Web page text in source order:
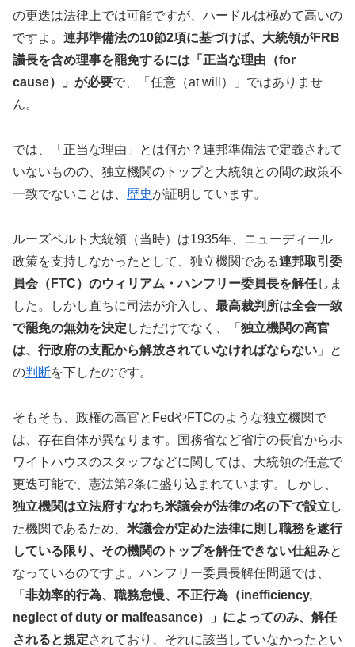
の更迭は法律上では可能ですが、ハードルは極めて高いの
ですよ。 連邦準備法の10節2項に基づけば、大統領がFRB
議長を含め理事を罷免するには「正当な理由（for
cause）」が必要で、「任意（at will）」ではありませ
ん。
では、「正当な理由」とは何か？連邦準備法で定義されて
いないものの、独立機関のトップと大統領との間の政策不
一致でないことは、 歴史が証明しています。
ルーズベルト大統領（当時）は1935年、ニューディール
政策を支持しなかったとして、独立機関である連邦取引委
員会（FTC）のウィリアム・ハンフリー委員長を解任しま
した。しかし直ちに司法が介入し、 最高裁判所は全会一致
で罷免の無効を決定 しただけでなく、「 独立機関の高官
は、行政府の支配から解放されていなければならない 」と
の判断を下したのです。
そもそも、政権の高官とFedやFTCのような独立機関で
は、存在自体が異なります。国務省など省庁の長官からホ
ワイトハウスのスタッフなどに関しては、大統領の任意で
更迭可能で、憲法第2条に盛り込まれています。しかし、
独立機関は立法府すなわち米議会が法律の名の下で設立 し
た機関であるため、 米議会が定めた法律に則し職務を遂行
している限り、その機関のトップを解任できない仕組みと
なっているのですよ。ハンフリー委員長解任問題では、
「 非効率的行為、職務怠慢、不正行為（inefficiency,
neglect of duty or malfeasance）」によってのみ、解任
されると規定されており、それに該当していなかったとい